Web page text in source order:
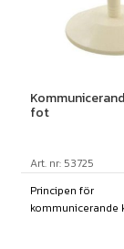
fot
Art. nr: 53725
Principen för
kommunicerande